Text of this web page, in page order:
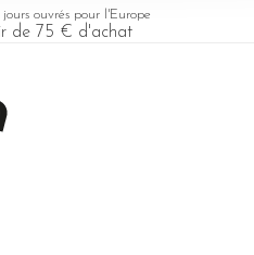
jours ouvrés pour l'Europe
de 75 € d'achat